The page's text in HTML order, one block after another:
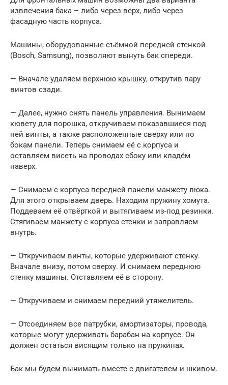
извлечения бака – либо через верх, либо через
фасадную часть корпуса.
Машины, оборудованные съёмной передней стенкой
(Bosch, Samsung), позволяют вынуть бак спереди.
— Вначале удаляем верхнюю крышку, открутив пару
винтов сзади.
— Далее, нужно снять панель управления. Вынимаем
кювету для порошка, откручиваем показавшиеся под
ней винты, а также расположенные сверху или по
бокам панели. Теперь снимаем её с корпуса и
оставляем висеть на проводах сбоку или кладём
наверх.
— Снимаем с корпуса передней панели манжету люка.
Для этого открываем дверь. Находим пружину хомута.
Поддеваем её отвёрткой и вытягиваем из-под резинки.
Стягиваем манжету с корпуса стенки и заправляем
внутрь.
— Откручиваем винты, которые удерживают стенку.
Вначале внизу, потом сверху. И снимаем переднюю
стенку машины. Отставляем её в сторону.
— Откручиваем и снимаем передний утяжелитель.
— Отсоединяем все патрубки, амортизаторы, провода,
которые могут удерживать барабан на корпусе. Он
должен остаться висящим только на пружинах.
Бак мы будем вынимать вместе с двигателем и шкивом.